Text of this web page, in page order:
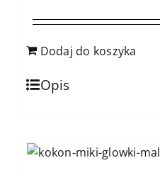
Dodaj do koszyka
Opis